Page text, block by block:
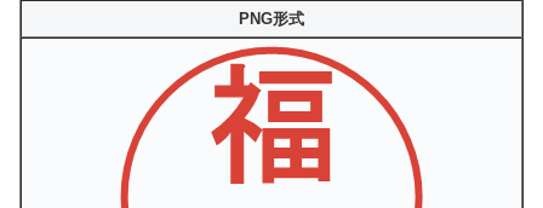
PNG形式